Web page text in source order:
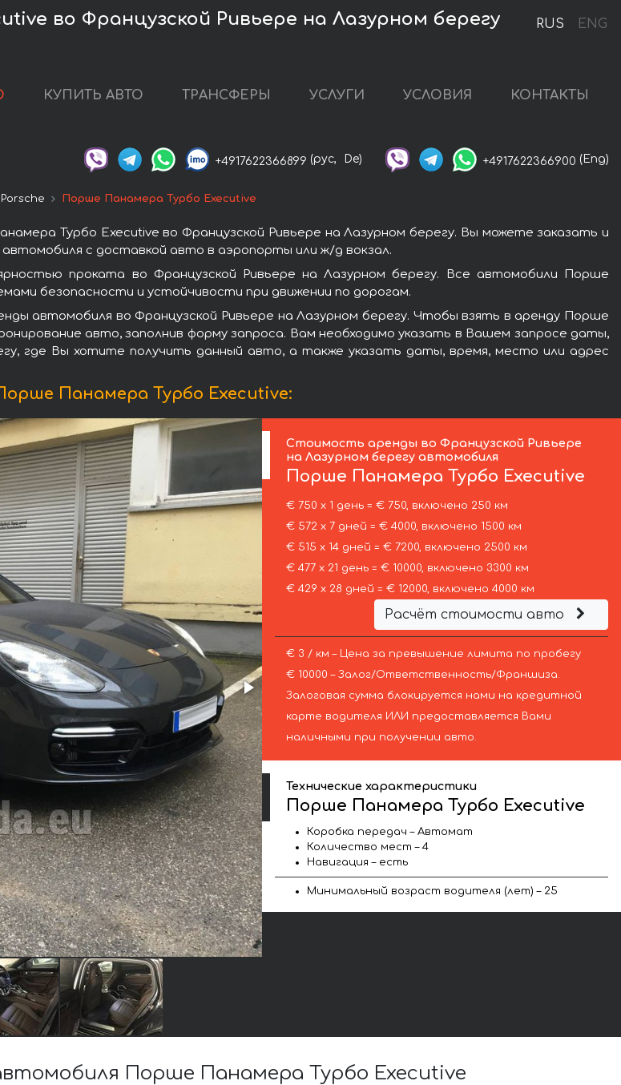
RUS ENG
во Французской Ривьере на Лазурном берегу
КУПИТЬ АВТО ТРАНСФЕРЫ УСЛУГИ УСЛОВИЯ КОНТАКТЫ
+4917622366899 (рус, De) +4917622366900 (Eng)
Порше Панамера Турбо Executive
Турбо Executive во Французской Ривьере на Лазурном берегу. Вы можете заказать и
с доставкой авто в аэропорты или ж/д вокзал.
проката во Французской Ривьере на Лазурном берегу. Все автомобили Порше
безопасности и устойчивости при движении по дорогам.
автомобиля во Французской Ривьере на Лазурном берегу. Чтобы взять в аренду Порше
авто, заполнив форму запроса. Вам необходимо указать в Вашем запросе даты,
где Вы хотите получить данный авто, а также указать даты, время, место или адрес
Панамера Турбо Executive:
Стоимость аренды во Французской Ривьере
на Лазурном берегу автомобиля
Порше Панамера Турбо Executive
€ 750 х 1 день = € 750, включено 250 км
€ 572 х 7 дней = € 4000, включено 1500 км
€ 515 х 14 дней = € 7200, включено 2500 км
€ 477 х 21 день = € 10000, включено 3300 км
€ 429 х 28 дней = € 12000, включено 4000 км
Расчёт стоимости авто
€ 3 / км – Цена за превышение лимита по пробегу
€ 10000 – Залог/Ответственность/Франшиза.
Залоговая сумма блокируется нами на кредитной
карте водителя ИЛИ предоставляется Вами
наличными при получении авто.
Технические характеристики
Порше Панамера Турбо Executive
Коробка передач – Автомат
Количество мест – 4
Навигация – есть
Минимальный возраст водителя (лет) – 25
Порше Панамера Турбо Executive